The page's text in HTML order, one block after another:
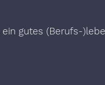
gutes (Berufs-